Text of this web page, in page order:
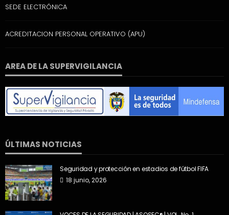
SEDE ELECTRÓNICA
ACREDITACION PERSONAL OPERATIVO (APU)
AREA DE LA SUPERVIGILANCIA
ÚLTIMAS NOTICIAS
Seguridad y protección en estadios de fútbol FIFA
18 junio, 2026